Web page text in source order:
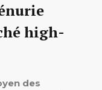
high-
des